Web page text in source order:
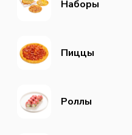
Наборы
Пиццы
Роллы